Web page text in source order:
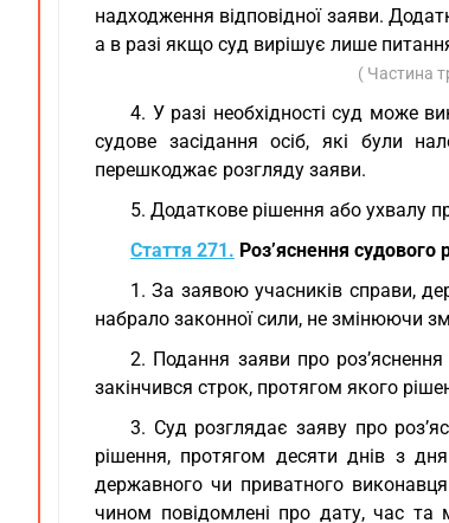
надходження відповідної заяви.
а в разі якщо суд вирішує лише
( Частина
4. У разі необхідності суд може
судове засідання осіб, які були
перешкоджає розгляду заяви.
5. Додаткове рішення або ухвалу
Стаття 271. Роз’яснення судового
1. За заявою учасників справи,
набрало законної сили, не змінюючи
2. Подання заяви про
закінчився строк, протягом якого
3. Суд розглядає заяву про
рішення, протягом десяти днів з
державного чи приватного
чином повідомлені про дату, час та